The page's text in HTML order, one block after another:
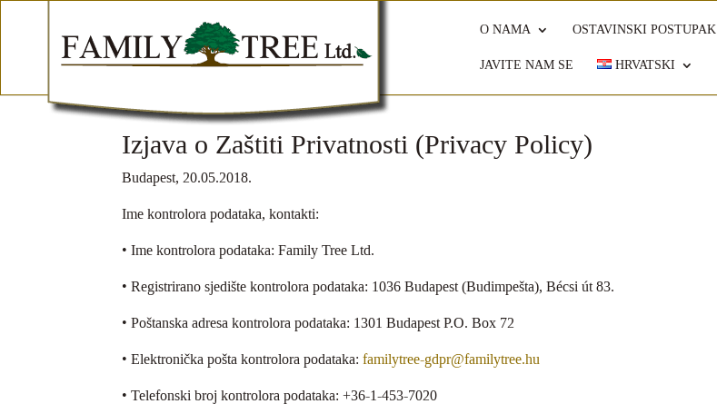
O NAMA OSTAVINSKI POSTUPAK
JAVITE NAM SE HRVATSKI
Izjava o Zaštiti Privatnosti (Privacy Policy)
Budapest, 20.05.2018.
Ime kontrolora podataka, kontakti:
• Ime kontrolora podataka: Family Tree Ltd.
• Registrirano sjedište kontrolora podataka: 1036 Budapest (Budimpešta), Bécsi út 83.
• Poštanska adresa kontrolora podataka: 1301 Budapest P.O. Box 72
• Elektronička pošta kontrolora podataka:familytree-gdpr@familytree.hu
• Telefonski broj kontrolora podataka: +36-1-453-7020